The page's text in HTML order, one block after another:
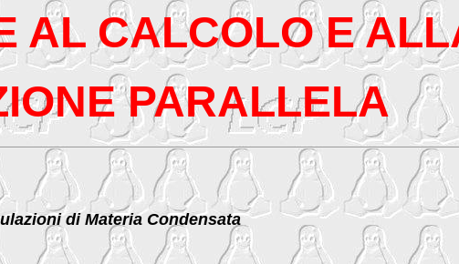
AL CALCOLO E
PARALLELA
di Materia Condensata